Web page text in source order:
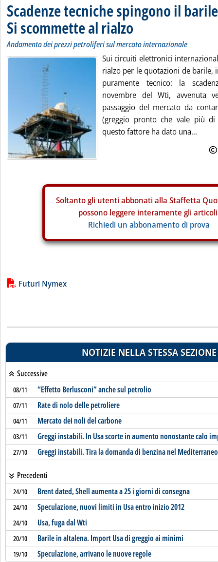
Scadenze tecniche spingono il barile
Si scommette al rialzo
Andamento dei prezzi petroliferi sul mercato internazionale
Sui circuiti elettronici
rialzo per le quotazioni de barile,
puramente tecnico: la
novembre del Wti, avvenuta
passaggio del mercato da
(greggio pronto che vale più
questo fattore ha dato una...
Soltanto gli utenti abbonati alla Staffetta
possono leggere interamente gli
Richiedi un abbonamento di prova
Lista allegati PDF alla notizia
Futuri Nymex
NOTIZIE NELLA STESSA SEZIONE
Successive
08/11 “Effetto Berlusconi” anche sul petrolio
07/11 Rate di nolo delle petroliere
04/11 Mercato dei noli del carbone
03/11 Greggi instabili. In Usa scorte in aumento nonostante calo
27/10 Greggi instabili. Tira la domanda di benzina nel Mediterraneo
Precedenti
24/10 Brent dated, Shell aumenta a 25 i giorni di consegna
24/10 Speculazione, nuovi limiti in Usa entro inizio 2012
24/10 Usa, fuga dal Wti
20/10 Barile in altalena. Import Usa di greggio ai minimi
19/10 Speculazione, arrivano le nuove regole